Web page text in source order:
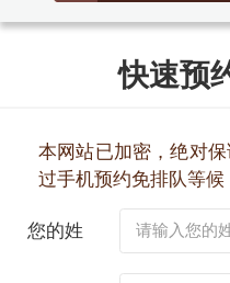
快速预
本网站已加密，绝对
过手机预约免排队等候
您的姓